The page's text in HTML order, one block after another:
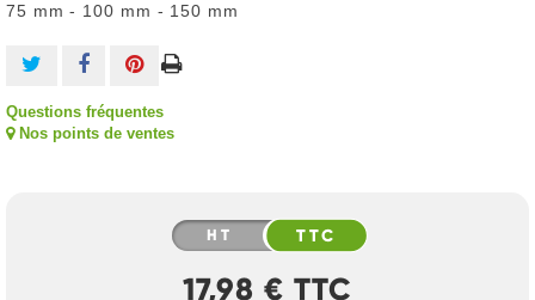
75 mm - 100 mm - 150 mm
Questions fréquentes
Nos points de ventes
HT TTC
17,98 € TTC